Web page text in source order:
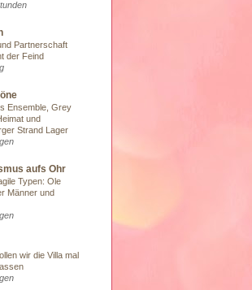
Partnerschaft
der Feind
Ensemble, Grey
und
Strand Lager
aufs Ohr
Typen: Ole
Männer und
wir die Villa mal